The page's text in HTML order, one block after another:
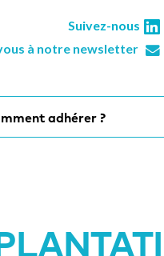
Suivez-nous
à notre newsletter
adhérer ?